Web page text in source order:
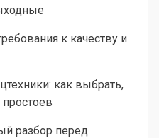
к качеству и
как выбрать,
простоев
разбор перед